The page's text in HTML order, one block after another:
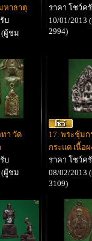
หาธาตุ
บ
(ผู้ชม
ราคา โชว์ค
10/01/2013
2994)
า วัด
บ
(ผู้ชม
17. พระชุ้มก
กระแต เนื้อผ
ราคา โชว์ค
08/02/2013
3109)